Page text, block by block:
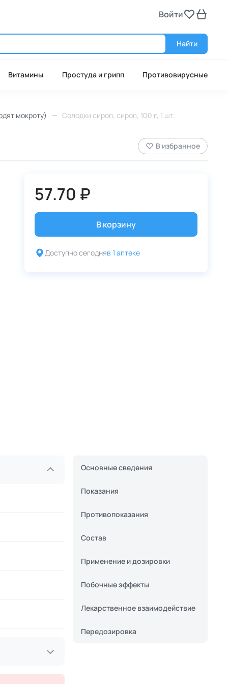
Войти
Найти
Витамины Простуда и грипп Противовирусные
мокроту) Солодки сироп, сироп, 100 г, 1 шт.
В избранное
57.70 ₽
В корзину
Доступно сегодняв 1 аптеке
Основные сведения
Показания
Противопоказания
Состав
Применение и дозировки
Побочные эффекты
Лекарственное взаимодействие
Передозировка